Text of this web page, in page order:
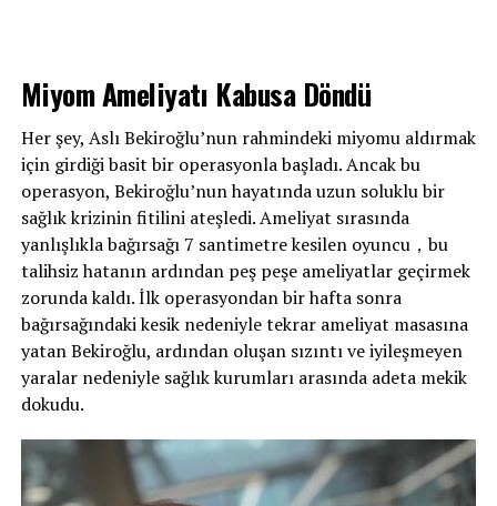
Miyom Ameliyatı Kabusa Döndü
Her şey, Aslı Bekiroğlu’nun rahmindeki miyomu aldırmak
için girdiği basit bir operasyonla başladı. Ancak bu
operasyon, Bekiroğlu’nun hayatında uzun soluklu bir
sağlık krizinin fitilini ateşledi. Ameliyat sırasında
yanlışlıkla bağırsağı 7 santimetre kesilen oyuncu，bu
talihsiz hatanın ardından peş peşe ameliyatlar geçirmek
zorunda kaldı. İlk operasyondan bir hafta sonra
bağırsağındaki kesik nedeniyle tekrar ameliyat masasına
yatan Bekiroğlu, ardından oluşan sızıntı ve iyileşmeyen
yaralar nedeniyle sağlık kurumları arasında adeta mekik
dokudu.